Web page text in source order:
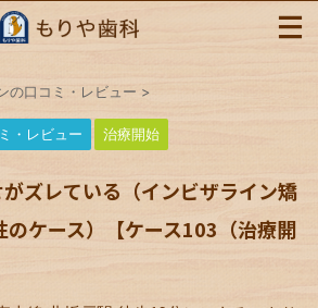
の口コミ・レビュー >
・レビュー 治療開始
ズレている（インビザライン矯
ケース）【ケース103（治療開